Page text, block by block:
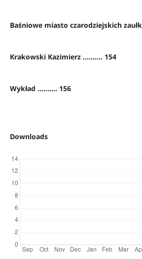
Baśniowe miasto czarodziejskich
Krakowski Kazimierz .......... 154
Wykład .......... 156
Downloads